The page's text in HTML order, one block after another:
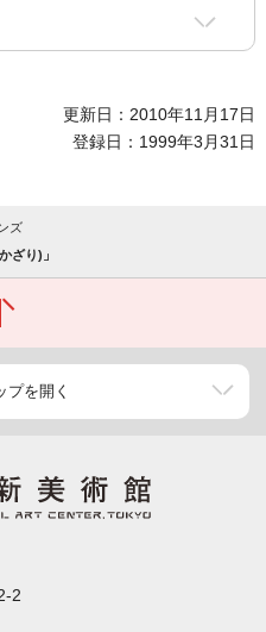
更新日：2010年11月17日
登録日：1999年3月31日
ズ
ざり)」
プを開く
2